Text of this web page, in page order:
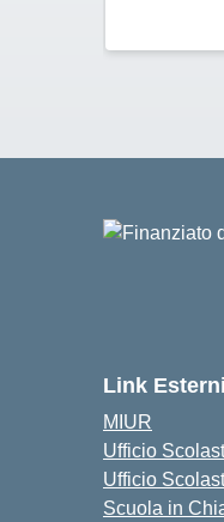
Link Esterni
MIUR
Ufficio
Ufficio
Scuola in